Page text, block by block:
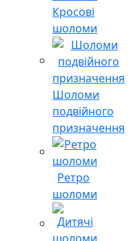
Кросові
шоломи
Шоломи
подвійного
призначення
Ретро
шоломи